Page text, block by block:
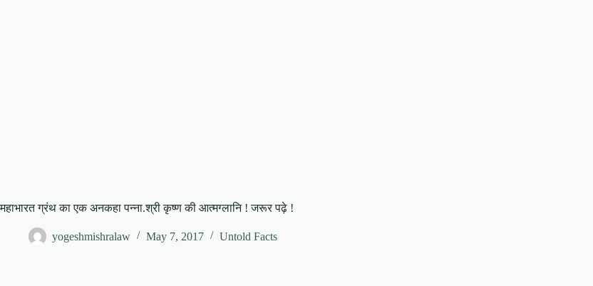
महाभारत ग्रंथ का एक अनकहा पन्ना.श्री कृष्ण की आत्मग्लानि ! जरूर पढ़े !
yogeshmishralaw May 7, 2017 Untold Facts